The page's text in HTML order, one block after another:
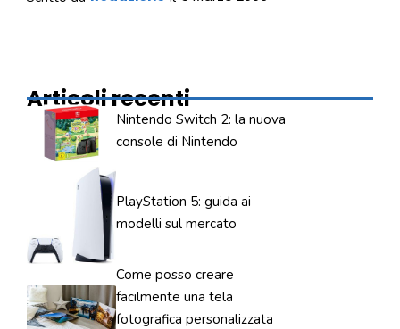
Articoli recenti
Nintendo Switch 2: la nuova
console di Nintendo
PlayStation 5: guida ai
modelli sul mercato
Come posso creare
facilmente una tela
fotografica personalizzata